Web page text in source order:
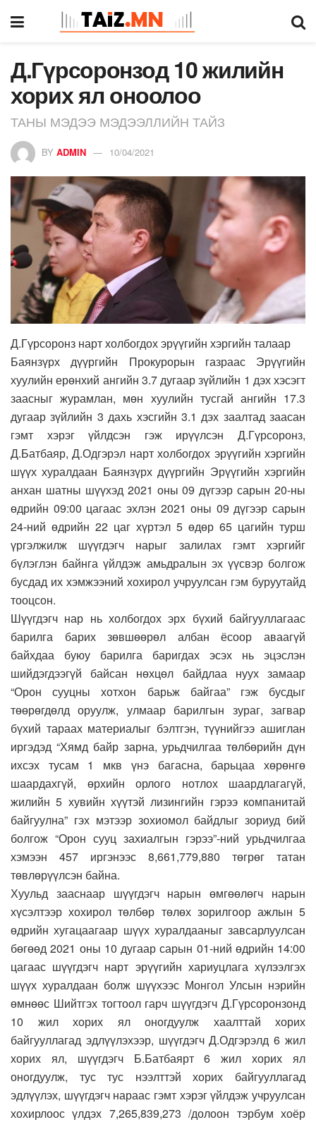
Д.Гүрсоронзод 10 жилийн
хорих ял оноолоо
ТАНЫ МЭДЭЭ МЭДЭЭЛЛИЙН ТАЙЗ
BY ADMIN 10/04/2021
Д.Гүрсоронз нарт холбогдох эрүүгийн хэргийн талаар
Баянзүрх дүүргийн Прокурорын газраас Эрүүгийн
хуулийн ерөнхий ангийн 3.7 дугаар зүйлийн 1 дэх хэсэгт
заасныг журамлан, мөн хуулийн тусгай ангийн 17.3
дугаар зүйлийн 3 дахь хэсгийн 3.1 дэх заалтад заасан
гэмт хэрэг үйлдсэн гэж ирүүлсэн Д.Гүрсоронз,
Д.Батбаяр, Д.Одгэрэл нарт холбогдох эрүүгийн хэргийн
шүүх хуралдаан Баянзүрх дүүргийн Эрүүгийн хэргийн
анхан шатны шүүхэд 2021 оны 09 дүгээр сарын 20-ны
өдрийн 09:00 цагаас эхлэн 2021 оны 09 дүгээр сарын
24-ний өдрийн 22 цаг хүртэл 5 өдөр 65 цагийн турш
үргэлжилж шүүгдэгч нарыг залилах гэмт хэргийг
бүлэглэн байнга үйлдэж амьдралын эх үүсвэр болгож
бусдад их хэмжээний хохирол учруулсан гэм буруутайд
тооцсон.
Шүүгдэгч нар нь холбогдох эрх бүхий байгууллагаас
барилга барих зөвшөөрөл албан ёсоор аваагүй
байхдаа буюу барилга баригдах эсэх нь эцэслэн
шийдэгдээгүй байсан нөхцөл байдлаа нуух замаар
“Орон сууцны хотхон барьж байгаа” гэж бусдыг
төөрөгдөлд оруулж, улмаар барилгын зураг, загвар
бүхий тараах материалыг бэлтгэн, түүнийгээ ашиглан
иргэдэд “Хямд байр зарна, урьдчилгаа төлбөрийн дүн
ихсэх тусам 1 мкв үнэ багасна, барьцаа хөрөнгө
шаардахгүй, өрхийн орлого нотлох шаардлагагүй,
жилийн 5 хувийн хүүтэй лизингийн гэрээ компанитай
байгуулна” гэх мэтээр зохиомол байдлыг зориуд бий
болгож “Орон сууц захиалгын гэрээ”-ний урьдчилгаа
хэмээн 457 иргэнээс 8,661,779,880 төгрөг татан
төвлөрүүлсэн байна.
Хуульд зааснаар шүүгдэгч нарын өмгөөлөгч нарын
хүсэлтээр хохирол төлбөр төлөх зорилгоор ажлын 5
өдрийн хугацаагаар шүүх хуралдааныг завсарлуулсан
бөгөөд 2021 оны 10 дугаар сарын 01-ний өдрийн 14:00
цагаас шүүгдэгч нарт эрүүгийн хариуцлага хүлээлгэх
шүүх хуралдаан болж шүүхээс Монгол Улсын нэрийн
өмнөөс Шийтгэх тогтоол гарч шүүгдэгч Д.Гүрсоронзонд
10 жил хорих ял оногдуулж хаалттай хорих
байгууллагад эдлүүлэхээр, шүүгдэгч Д.Одгэрэлд 6 жил
хорих ял, шүүгдэгч Б.Батбаярт 6 жил хорих ял
оногдуулж, тус тус нээлттэй хорих байгууллагад
эдлүүлэх, шүүгдэгч нараас гэмт хэрэг үйлдэж учруулсан
хохирлоос үлдэх 7,265,839,273 /долоон тэрбум хоёр